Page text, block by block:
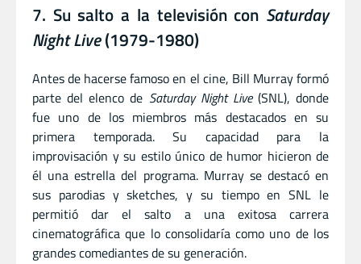
7. Su salto a la televisión con Saturday
Night Live(1979-1980)
Antes de hacerse famoso en el cine, Bill Murray formó
parte del elenco de Saturday Night Live(SNL), donde
fue uno de los miembros más destacados en su
primera temporada. Su capacidad para la
improvisación y su estilo único de humor hicieron de
él una estrella del programa. Murray se destacó en
sus parodias y sketches, y su tiempo en SNL le
permitió dar el salto a una exitosa carrera
cinematográfica que lo consolidaría como uno de los
grandes comediantes de su generación.